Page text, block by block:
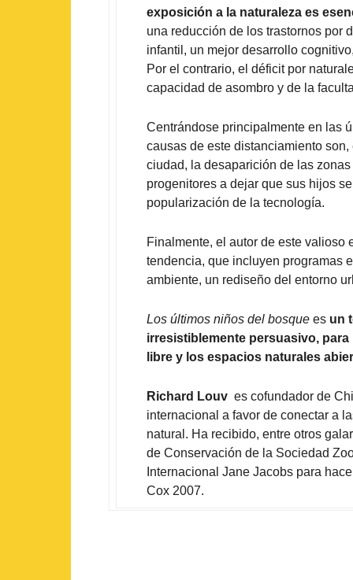
exposición a la naturaleza es
una reducción de los trastornos por
infantil, un mejor desarrollo
Por el contrario, el déficit por
capacidad de asombro y de la
Centrándose principalmente en las
causas de este distanciamiento
ciudad, la desaparición de las
progenitores a dejar que sus hijos
popularización de la tecnología.
Finalmente, el autor de este valioso
tendencia, que incluyen programas
ambiente, un rediseño del entorno
Los últimos niños del bosque es un
irresistiblemente persuasivo,
libre y los espacios naturales
Richard Louv es cofundador de
internacional a favor de conectar a
natural. Ha recibido, entre otros
de Conservación de la Sociedad
Internacional Jane Jacobs para
Cox 2007.